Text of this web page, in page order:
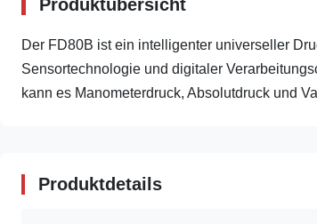
Produktübersicht
Der FD80B ist ein intelligenter universeller
Sensortechnologie und digitaler
kann es Manometerdruck, Absolutdruck und
Produktdetails